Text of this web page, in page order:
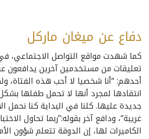
دفاع عن ميغان ماركل
كما شهدت مواقع التواصل الاجتماعي،
تعليقات من مستخدمين آخرين يدافعون
أحدهم: “أنا شخصيا لا أحب هذه الفتاة،
انتقادها لمجرد أنها لا تحمل طفلها
جديدة عليها. كلنا في البداية كنا نحمل
غريبة”، ودافع آخر بقوله:”ربما تحاول
الكاميرات لها، إن الدوقة تتعلم شؤون